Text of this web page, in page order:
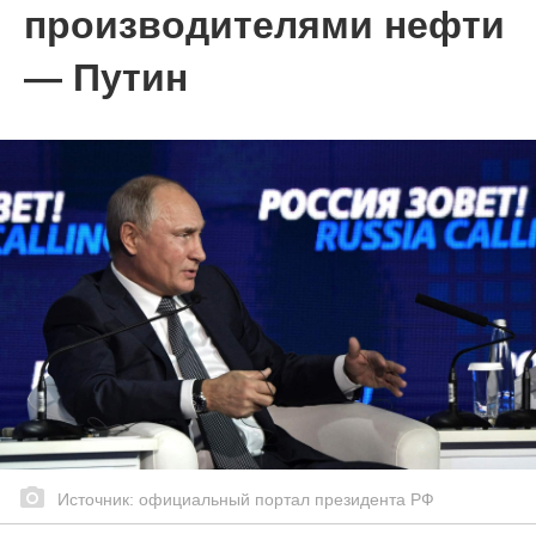
производителями нефти
— Путин
Источник: официальный портал президента РФ